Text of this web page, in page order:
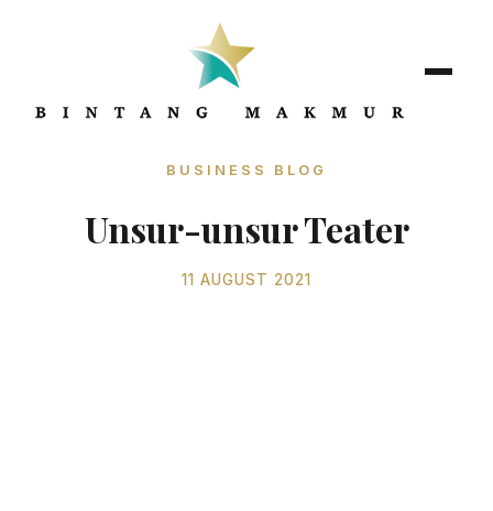
BUSINESS BLOG
Unsur-unsur Teater
11 AUGUST 2021